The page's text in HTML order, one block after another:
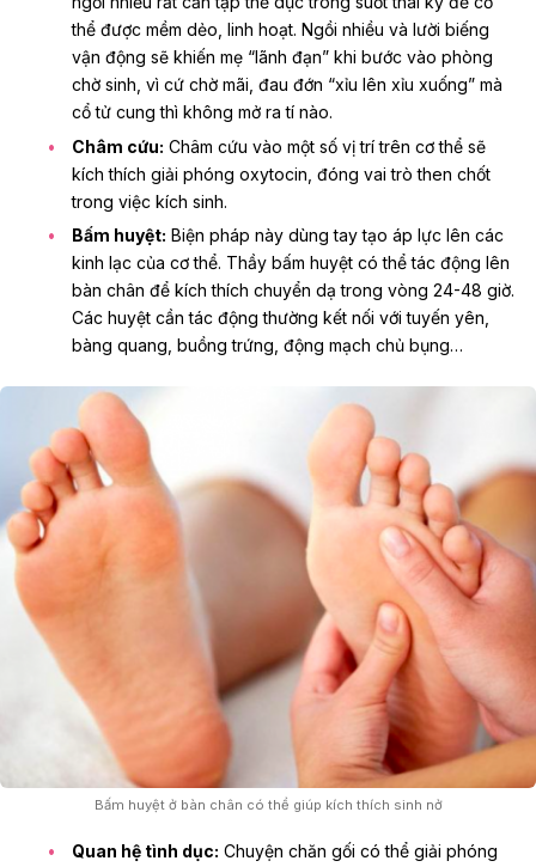
thể được mềm dẻo, linh hoạt. Ngồi nhiều và lười biếng
vận động sẽ khiến mẹ “lãnh đạn” khi bước vào phòng
chờ sinh, vì cứ chờ mãi, đau đớn “xỉu lên xỉu xuống” mà
cổ tử cung thì không mở ra tí nào.
Châm cứu: Châm cứu vào một số vị trí trên cơ thể sẽ
kích thích giải phóng oxytocin, đóng vai trò then chốt
trong việc kích sinh.
Bấm huyệt: Biện pháp này dùng tay tạo áp lực lên các
kinh lạc của cơ thể. Thầy bấm huyệt có thể tác động lên
bàn chân để kích thích chuyển dạ trong vòng 24-48 giờ.
Các huyệt cần tác động thường kết nối với tuyến yên,
bàng quang, buồng trứng, động mạch chủ bụng…
Bấm huyệt ở bàn chân có thể giúp kích thích sinh nở
Quan hệ tình dục: Chuyện chăn gối có thể giải phóng